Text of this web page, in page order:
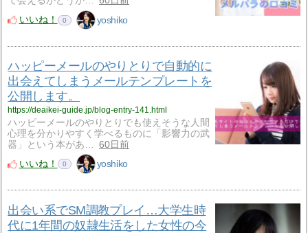
いいね！
0 yoshiko
ハッピーメールのやりとりで自動的に
出会えてしまうメールテンプレートを
公開します。
https://deaikei-guide.jp/blog-entry-141.html
ハッピーメールのやりとりでも使えそうな人間
心理を分かりやすく学べるものに「影響力の武
器」という本があ…
60日前
いいね！
0 yoshiko
出会い系でSM調教プレイ…大学生時
代に1年間の奴隷生活をした女性の今